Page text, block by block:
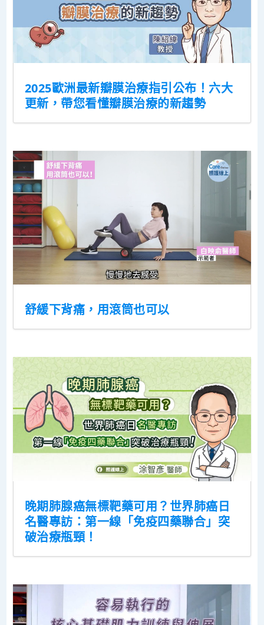
2025歐洲最新瓣膜治療指引公布！六大
更新，帶您看懂瓣膜治療的新趨勢
舒緩下背痛，用滾筒也可以
晚期肺腺癌無標靶藥可用？世界肺癌日
名醫專訪：第一線「免疫四藥聯合」突
破治療瓶頸！